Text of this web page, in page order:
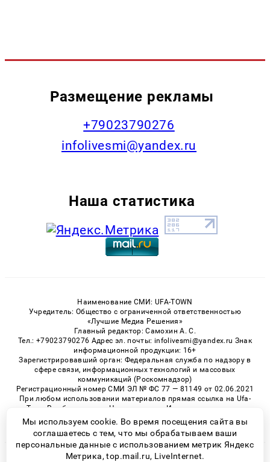
Размещение рекламы
+79023790276
infolivesmi@yandex.ru
Наша статистика
Наименование СМИ: UFA-TOWN
Учредитель: Общество с ограниченной ответственностью
«Лучшие Медиа Решения»
Главный редактор: Самохин А. С.
Тел.: +79023790276 Адрес эл. почты: infolivesmi@yandex.ru Знак
информационной продукции: 16+
Зарегистрировавший орган: Федеральная служба по надзору в
сфере связи, информационных технологий и массовых
коммуникаций (Роскомнадзор)
Регистрационный номер СМИ ЭЛ № ФС 77 — 81149 от 02.06.2021
При любом использовании материалов прямая ссылка на Ufa-
Town.Ru обязательна. Цитирование в Интернете возможно
только при наличии письменного разрешения.
© 2026 «Ufa-Town» | Все права защищены
Мы используем cookie. Во время посещения сайта вы
соглашаетесь с тем, что мы обрабатываем ваши
персональные данные с использованием метрик Яндекс
Метрика, top.mail.ru, LiveInternet.